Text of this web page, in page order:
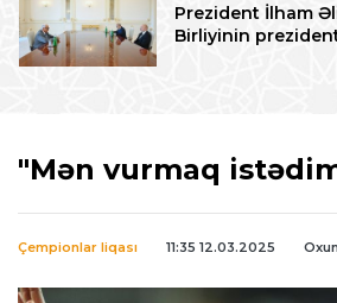
Prezident İlham
Birliyinin
"Mən vurmaq
Çempionlar liqası 11:35 12.03.2025